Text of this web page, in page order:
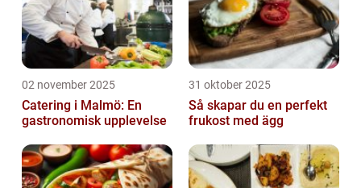
02 november 2025
Catering i Malmö: En
gastronomisk upplevelse
31 oktober 2025
Så skapar du en perfekt
frukost med ägg